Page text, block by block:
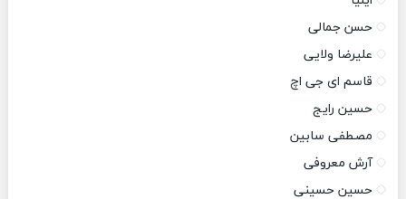
حسن جمالی
علیرضا ولایی
قاسم ای جی اچ
حسین رایج
مصطفی سابین
آرش معروفی
حسین حسینی